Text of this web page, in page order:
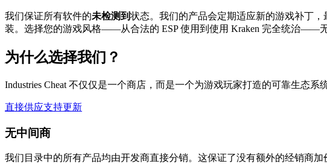
我们保证所有软件的未检测到状态。我们的产品会定期适应新的游戏补丁
装。选择您的游戏风格——从合法的 ESP 使用到使用 Kraken 完全统治——
为什么选择我们？
Industries Cheat 不仅仅是一个商店，而是一个为游戏玩家打造的可靠生态系
直接供应支持更新
无中间商
我们目录中的所有产品均由开发商直接分销。这保证了没有额外的经销商加